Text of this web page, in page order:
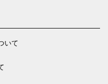
いて